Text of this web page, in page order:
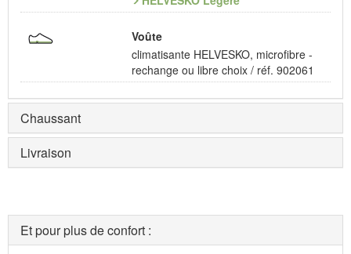
Voûte
climatisante HELVESKO, microfibre -
rechange ou libre choix / réf. 902061
Chaussant
Livraison
Et pour plus de confort :